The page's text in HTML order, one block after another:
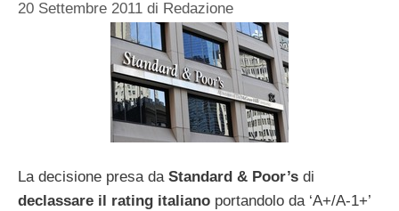
20 Settembre 2011 di Redazione
La decisione presa da Standard & Poor’s di
declassare il rating italiano portandolo da ‘A+/A-1+’